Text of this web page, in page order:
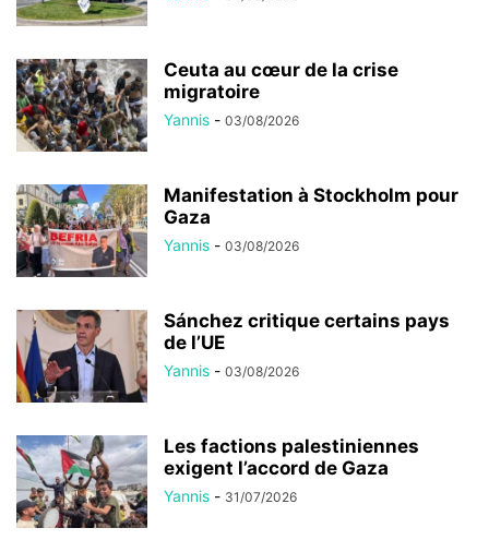
Ceuta au cœur de la crise
migratoire
Yannis - 03/08/2026
Manifestation à Stockholm pour
Gaza
Yannis - 03/08/2026
Sánchez critique certains pays
de l’UE
Yannis - 03/08/2026
Les factions palestiniennes
exigent l’accord de Gaza
Yannis - 31/07/2026